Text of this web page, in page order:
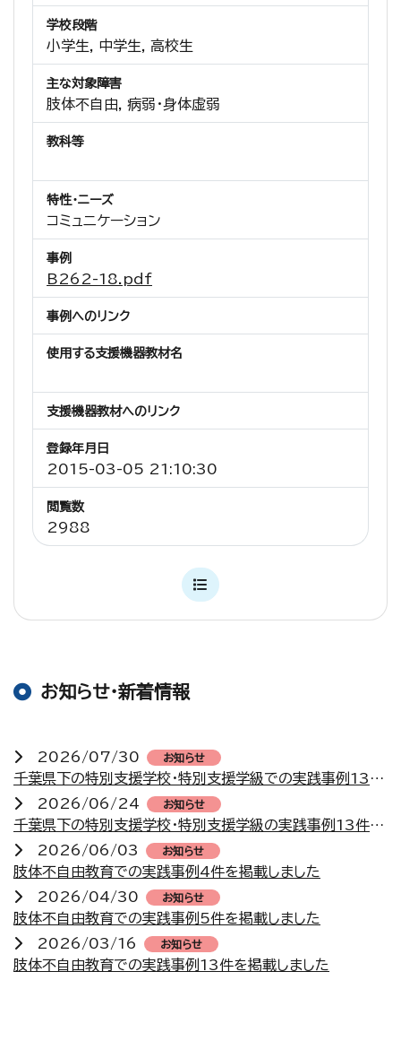
学校段階
小学生, 中学生, 高校生
主な対象障害
肢体不自由, 病弱・身体虚弱
教科等
特性・ニーズ
コミュニケーション
事例
B262-18.pdf
事例へのリンク
使用する支援機器教材名
支援機器教材へのリンク
登録年月日
2015-03-05 21:10:30
閲覧数
2988
お知らせ・新着情報
2026/07/30 お知らせ
千葉県下の特別支援学校・特別支援学級での実践事例13件を掲載しました
2026/06/24
お知らせ
千葉県下の特別支援学校・特別支援学級の実践事例13件を掲載しました
2026/06/03
お知らせ
肢体不自由教育での実践事例4件を掲載しました
2026/04/30
お知らせ
肢体不自由教育での実践事例5件を掲載しました
2026/03/16
お知らせ
肢体不自由教育での実践事例13件を掲載しました